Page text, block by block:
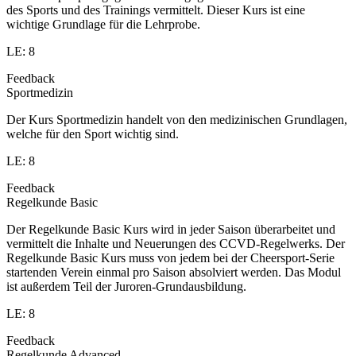
des Sports und des Trainings vermittelt. Dieser Kurs ist eine
wichtige Grundlage für die Lehrprobe.
LE: 8
Feedback
Sportmedizin
Der Kurs Sportmedizin handelt von den medizinischen Grundlagen,
welche für den Sport wichtig sind.
LE: 8
Feedback
Regelkunde Basic
Der Regelkunde Basic Kurs wird in jeder Saison überarbeitet und
vermittelt die Inhalte und Neuerungen des CCVD-Regelwerks. Der
Regelkunde Basic Kurs muss von jedem bei der Cheersport-Serie
startenden Verein einmal pro Saison absolviert werden. Das Modul
ist außerdem Teil der Juroren-Grundausbildung.
LE: 8
Feedback